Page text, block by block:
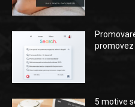
promovez
5 motive